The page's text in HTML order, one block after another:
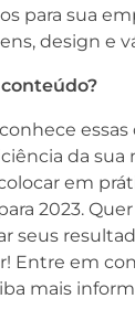
para sua
design e
da sua
em
2023.
seus
Entre em
mais